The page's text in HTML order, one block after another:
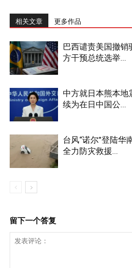
相关文章 更多作品
巴西谴责美国撤销
方干预总统选举...
中方就日本熊本地
续为在日中国公...
台风“诺尔”登陆华
全力防灾救援...
留下一个答复